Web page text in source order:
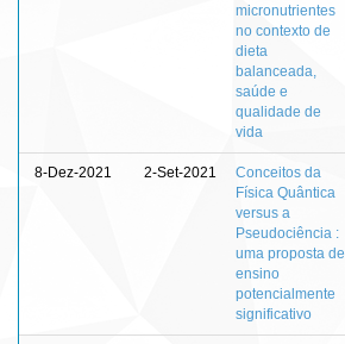
micronutrientes
no contexto de
dieta
balanceada,
saúde e
qualidade de
vida
8-Dez-2021 2-Set-2021
Conceitos da
Física Quântica
versus a
Pseudociência :
uma proposta de
ensino
potencialmente
significativo